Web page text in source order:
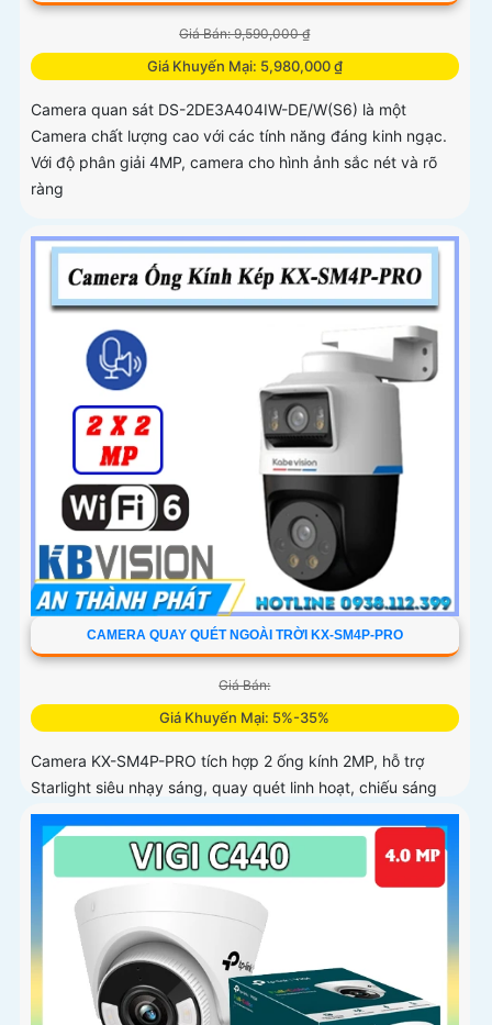
Giá Bán: 9,590,000 ₫
Giá Khuyến Mại: 5,980,000 ₫
Camera quan sát DS-2DE3A404IW-DE/W(S6) là một
Camera chất lượng cao với các tính năng đáng kinh ngạc.
Với độ phân giải 4MP, camera cho hình ảnh sắc nét và rõ
ràng
CAMERA QUAY QUÉT NGOÀI TRỜI KX-SM4P-PRO
Giá Bán:
Giá Khuyến Mại: 5%-35%
Camera KX-SM4P-PRO tích hợp 2 ống kính 2MP, hỗ trợ
Starlight siêu nhạy sáng, quay quét linh hoạt, chiếu sáng
kép thông minh và LED ánh sáng ấm 30m. Công nghệ AI-
ISP kết hợp cảm biến lớn tối ưu hình ảnh ban đêm